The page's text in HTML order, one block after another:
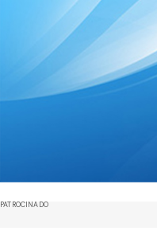
PATROCINADO